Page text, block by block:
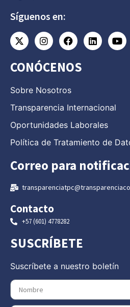
Síguenos en:
CONÓCENOS
Sobre Nosotros
Transparencia Internacional
Oportunidades Laborales
Política de Tratamiento de
Correo para
Contacto
+57 (601) 4778282
SUSCRÍBETE
Suscríbete a nuestro boletín